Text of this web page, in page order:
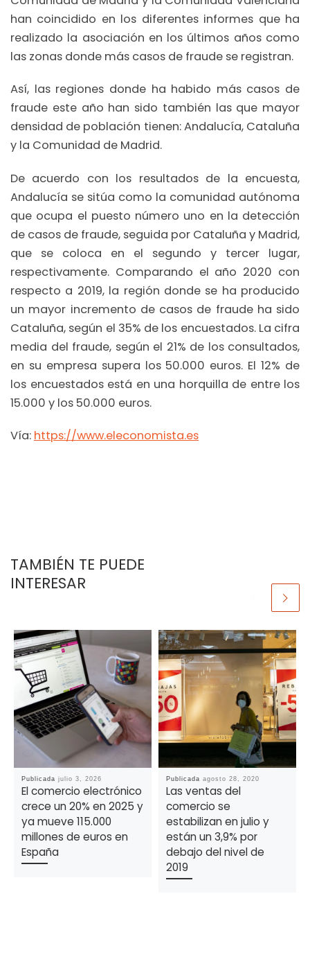
han coincidido en los diferentes informes que ha
realizado la asociación en los últimos años como
las zonas donde más casos de fraude se registran.
Así, las regiones donde ha habido más casos de
fraude este año han sido también las que mayor
densidad de población tienen: Andalucía, Cataluña
y la Comunidad de Madrid.
De acuerdo con los resultados de la encuesta,
Andalucía se sitúa como la comunidad autónoma
que ocupa el puesto número uno en la detección
de casos de fraude, seguida por Cataluña y Madrid,
que se coloca en el segundo y tercer lugar,
respectivamente. Comparando el año 2020 con
respecto a 2019, la región donde se ha producido
un mayor incremento de casos de fraude ha sido
Cataluña, según el 35% de los encuestados. La cifra
media del fraude, según el 21% de los consultados,
en su empresa supera los 50.000 euros. El 12% de
los encuestados está en una horquilla de entre los
15.000 y los 50.000 euros.
Vía: https://www.eleconomista.es
TAMBIÉN TE PUEDE
INTERESAR
Publicada julio 3, 2026
El comercio electrónico
crece un 20% en 2025 y
ya mueve 115.000
millones de euros en
España
Publicada agosto 28, 2020
Las ventas del
comercio se
estabilizan en julio y
están un 3,9% por
debajo del nivel de
2019